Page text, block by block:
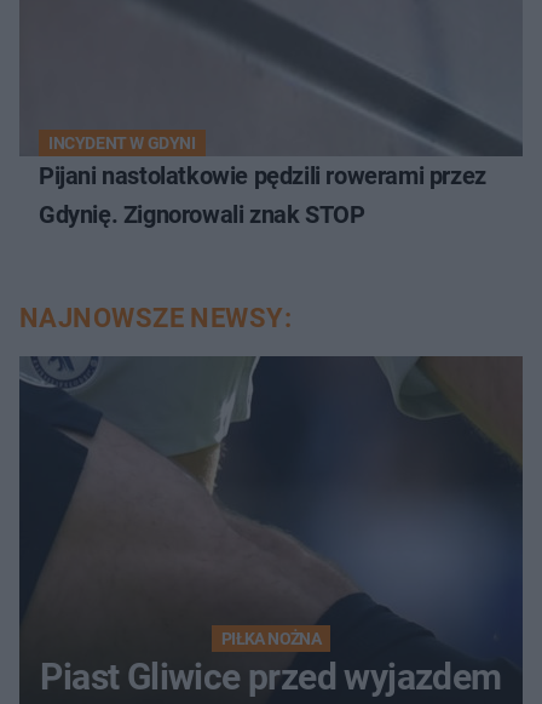
INCYDENT W GDYNI
Pijani nastolatkowie pędzili rowerami przez
Gdynię. Zignorowali znak STOP
NAJNOWSZE NEWSY:
PIŁKA NOŻNA
Piast Gliwice przed wyjazdem